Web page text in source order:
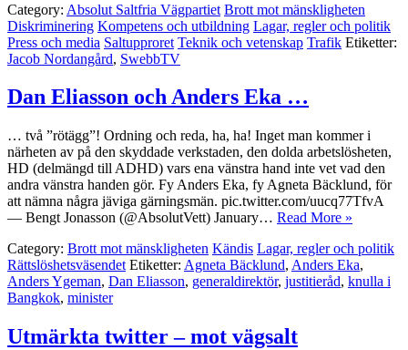
Category: Absolut Saltfria Vägpartiet Brott mot mänskligheten
Diskriminering Kompetens och utbildning Lagar, regler och politik
Press och media Saltupproret Teknik och vetenskap Trafik Etiketter:
Jacob Nordangård, SwebbTV
Dan Eliasson och Anders Eka …
… två ”rötägg”! Ordning och reda, ha, ha! Inget man kommer i
närheten av på den skyddade verkstaden, den dolda arbetslösheten,
HD (delmängd till ADHD) vars ena vänstra hand inte vet vad den
andra vänstra handen gör. Fy Anders Eka, fy Agneta Bäcklund, för
att nämna några jäviga gärningsmän. pic.twitter.com/uucq77TfvA
— Bengt Jonasson (@AbsolutVett) January… Read More »
Category: Brott mot mänskligheten Kändis Lagar, regler och politik
Rättslöshetsväsendet Etiketter: Agneta Bäcklund, Anders Eka,
Anders Ygeman, Dan Eliasson, generaldirektör, justitieråd, knulla i
Bangkok, minister
Utmärkta twitter – mot vägsalt